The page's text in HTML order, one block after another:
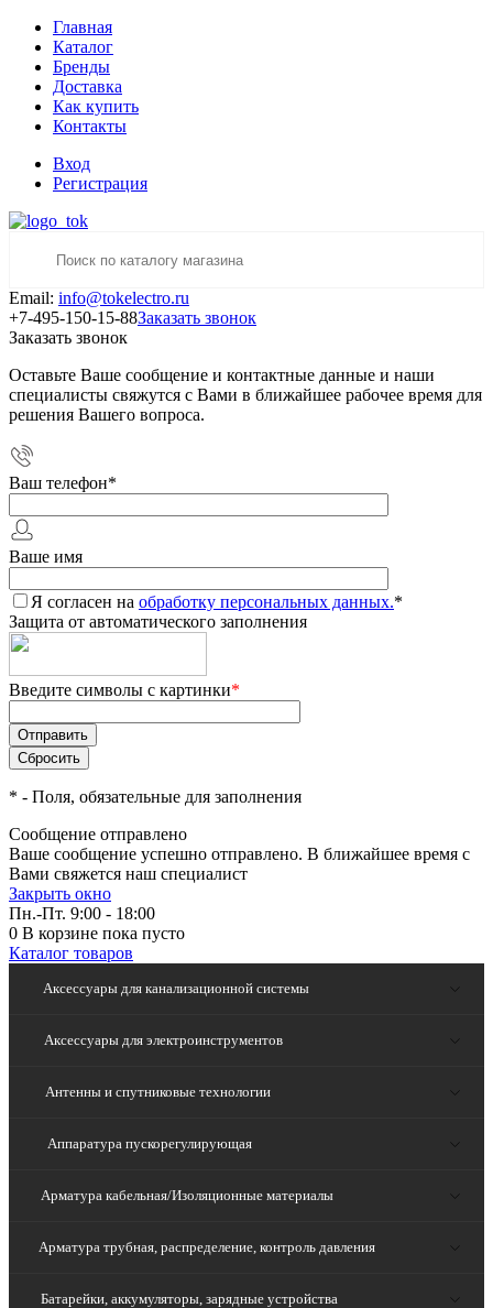
Главная
Каталог
Бренды
Доставка
Как купить
Контакты
Вход
Регистрация
Email: info@tokelectro.ru
+7-495-150-15-88Заказать звонок
Заказать звонок
Оставьте Ваше сообщение и контактные данные и наши
специалисты свяжутся с Вами в ближайшее рабочее время для
решения Вашего вопроса.
Ваш телефон*
Ваше имя
Я согласен на обработку персональных данных.*
Защита от автоматического заполнения
Введите символы с картинки*
* - Поля, обязательные для заполнения
Сообщение отправлено
Ваше сообщение успешно отправлено. В ближайшее время с
Вами свяжется наш специалист
Закрыть окно
Пн.-Пт. 9:00 - 18:00
0 В корзине пока пусто
Каталог товаров
Аксессуары для канализационной системы
Аксессуары для электроинструментов
Антенны и спутниковые технологии
Аппаратура пускорегулирующая
Арматура кабельная/Изоляционные материалы
Арматура трубная, распределение, контроль давления
Батарейки, аккумуляторы, зарядные устройства